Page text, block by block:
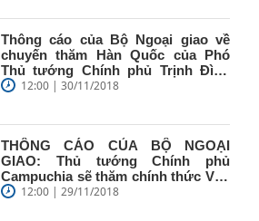
Thông cáo của Bộ Ngoại giao về
chuyến thăm Hàn Quốc của Phó
Thủ tướng Chính phủ Trịnh Đình
Dũng12:00 | 30/11/2018
THÔNG CÁO CỦA BỘ NGOẠI
GIAO: Thủ tướng Chính phủ
Campuchia sẽ thăm chính thức Việt
Nam12:00 | 29/11/2018